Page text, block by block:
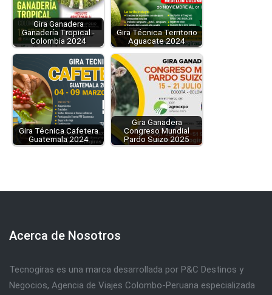
Gira Ganadera
Ganadería Tropical -
Colombia 2024
Gira Técnica Territorio
Aguacate 2024
Gira Técnica Cafetera
Guatemala 2024
Gira Ganadera
Congreso Mundial
Pardo Suizo 2025
Acerca de Nosotros
Tecnogiras es una marca desarrollada por P&C Destinos y
Negocios, Agencia de Viajes Colombo-Peruana especializada